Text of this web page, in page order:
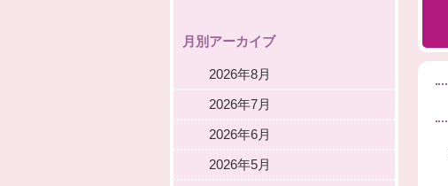
月別アーカイブ
2026年8月
2026年7月
2026年6月
2026年5月